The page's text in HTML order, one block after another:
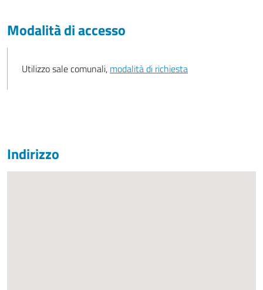
Modalità di accesso
Utilizzo sale comunali, modalità di richiesta
Indirizzo